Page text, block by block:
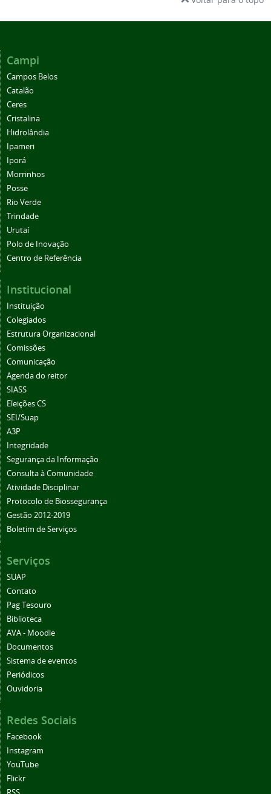
Campi
Campos Belos
Catalão
Ceres
Cristalina
Hidrolândia
Ipameri
Iporá
Morrinhos
Posse
Rio Verde
Trindade
Urutaí
Polo de Inovação
Centro de Referência
Institucional
Instituição
Colegiados
Estrutura Organizacional
Comissões
Comunicação
Agenda do reitor
SIASS
Eleições CS
SEI/Suap
A3P
Integridade
Segurança da Informação
Consulta à Comunidade
Atividade Disciplinar
Protocolo de Biossegurança
Gestão 2012-2019
Boletim de Serviços
Serviços
SUAP
Contato
Pag Tesouro
Biblioteca
AVA - Moodle
Documentos
Sistema de eventos
Periódicos
Ouvidoria
Redes Sociais
Facebook
Instagram
YouTube
Flickr